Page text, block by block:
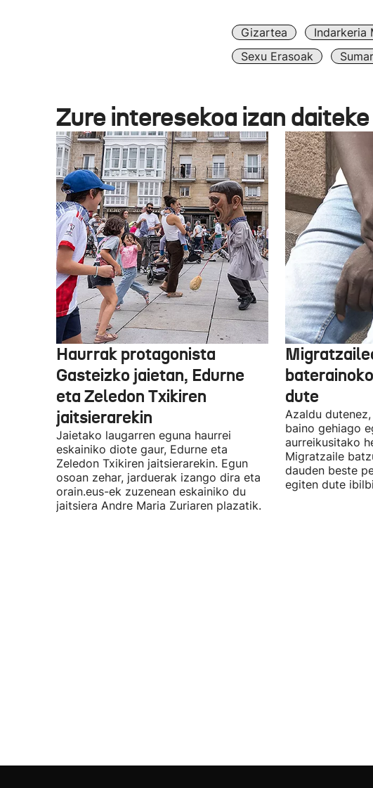
Gizartea Indarkeria
Sexu Erasoak
Sumar
Zure interesekoa izan daiteke
Haurrak protagonista
Gasteizko jaietan, Edurne
eta Zeledon Txikiren
jaitsierarekin
Jaietako laugarren eguna haurrei
eskainiko diote gaur, Edurne eta
Zeledon Txikiren jaitsierarekin. Egun
osoan zehar, jarduerak izango dira eta
orain.eus-ek zuzenean eskainiko du
jaitsiera Andre Maria Zuriaren plazatik.
dute
Azaldu
baino gehiago
aurreikusitako
Migratzaile
dauden beste
egiten dute